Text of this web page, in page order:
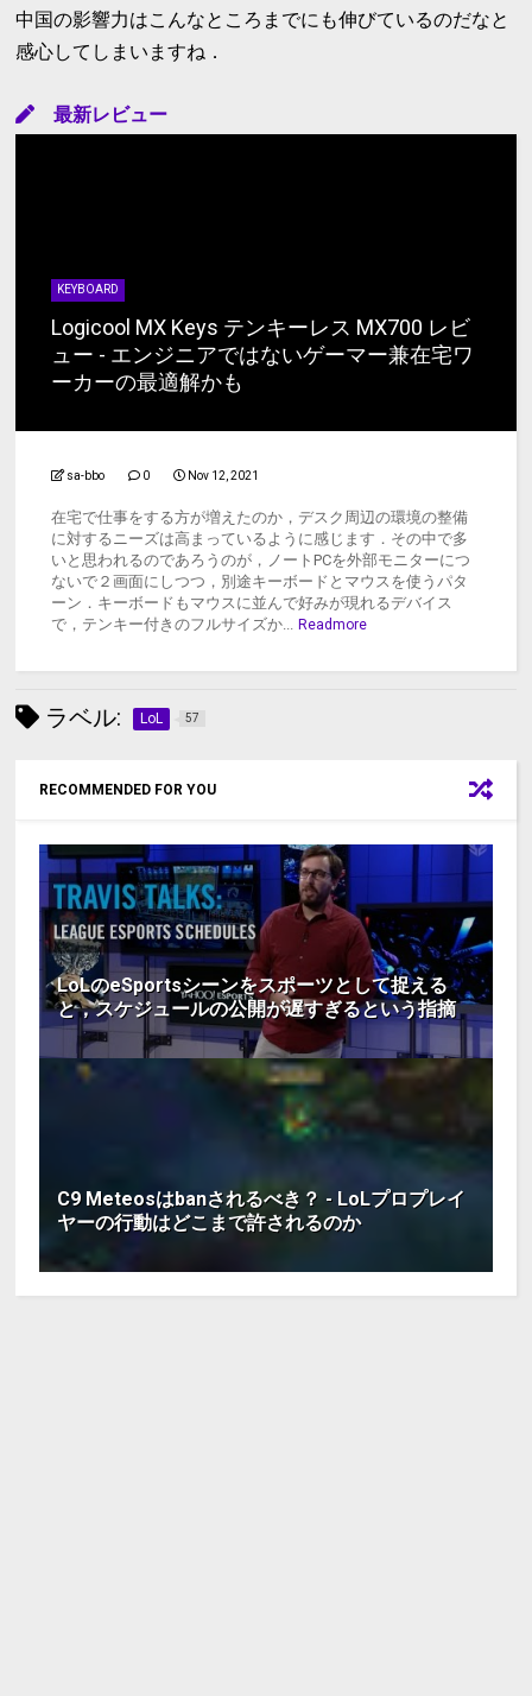
中国の影響力はこんなところまでにも伸びているのだなと
感心してしまいますね．
最新レビュー
KEYBOARD
Logicool MX Keys テンキーレス MX700 レビ
ュー - エンジニアではないゲーマー兼在宅ワ
ーカーの最適解かも
sa-bbo 0 Nov 12, 2021
在宅で仕事をする方が増えたのか，デスク周辺の環境の整備
に対するニーズは高まっているように感じます．その中で多
いと思われるのであろうのが，ノートPCを外部モニターにつ
ないで２画面にしつつ，別途キーボードとマウスを使うパタ
ーン．キーボードもマウスに並んで好みが現れるデバイス
で，テンキー付きのフルサイズか... Readmore
ラベル: LoL 57
RECOMMENDED FOR YOU
LoLのeSportsシーンをスポーツとして捉える
と，スケジュールの公開が遅すぎるという指摘
C9 Meteosはbanされるべき？ - LoLプロプレイ
ヤーの行動はどこまで許されるのか